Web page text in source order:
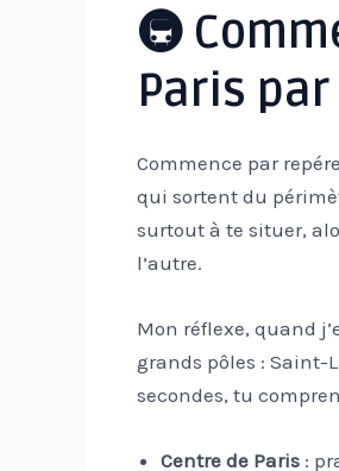
🚇
Paris
Commence par
qui sortent du
surtout à te situer,
l’autre.
Mon réflexe, quand
grands pôles : Saint-
secondes, tu
Centre de Paris: